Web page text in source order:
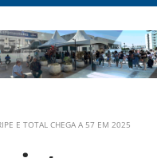
E TOTAL CHEGA A 57 EM 2025